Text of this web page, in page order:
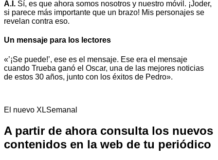
Á.I. Sí, es que ahora somos nosotros y nuestro móvil. ¡Joder,
si parece más importante que un brazo! Mis personajes se
revelan contra eso.
Un mensaje para los lectores
«’¡Se puede!’, ese es el mensaje. Ese era el mensaje
cuando Trueba ganó el Oscar, una de las mejores noticias
de estos 30 años, junto con los éxitos de Pedro».
El nuevo XLSemanal
A partir de ahora consulta los nuevos
contenidos en la web de tu periódico